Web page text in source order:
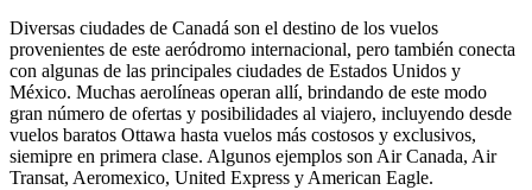
Diversas ciudades de Canadá son el destino de los vuelos
provenientes de este aeródromo internacional, pero también conecta
con algunas de las principales ciudades de Estados Unidos y
México. Muchas aerolíneas operan allí, brindando de este modo
gran número de ofertas y posibilidades al viajero, incluyendo desde
vuelos baratos Ottawa hasta vuelos más costosos y exclusivos,
siemipre en primera clase. Algunos ejemplos son Air Canada, Air
Transat, Aeromexico, United Express y American Eagle.